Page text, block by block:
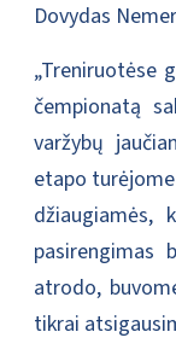
Dovydas
„Treniruotėse
čempionatą
varžybų
etapo
džiaugiamės,
pasirengimas
atrodo,
tikrai